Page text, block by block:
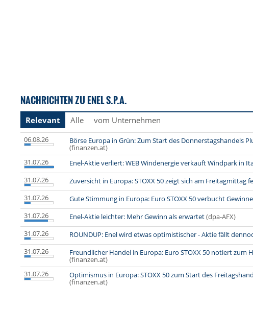
NACHRICHTEN ZU ENEL S.P.A.
Relevant Alle vom Unternehmen
06.08.26 Börse Europa in Grün: Zum Start des Donnerstagshandels
(finanzen.at)
31.07.26
Enel-Aktie verliert: WEB Windenergie verkauft Windpark in
31.07.26
Zuversicht in Europa: STOXX 50 zeigt sich am Freitagmittag
31.07.26
Gute Stimmung in Europa: Euro STOXX 50 verbucht Gewinne
31.07.26
Enel-Aktie leichter: Mehr Gewinn als erwartet(dpa-AFX)
31.07.26
ROUNDUP: Enel wird etwas optimistischer - Aktie fällt
31.07.26
Freundlicher Handel in Europa: Euro STOXX 50 notiert zum
(finanzen.at)
31.07.26
Optimismus in Europa: STOXX 50 zum Start des
(finanzen.at)